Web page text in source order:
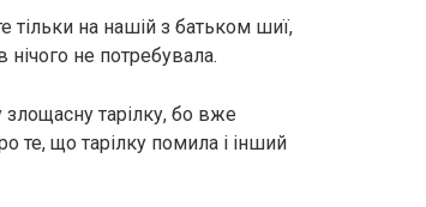
тільки на нашій з батьком шиї,
нічого не потребувала.
тарілку, бо вже
те, що тарілку помила і інший